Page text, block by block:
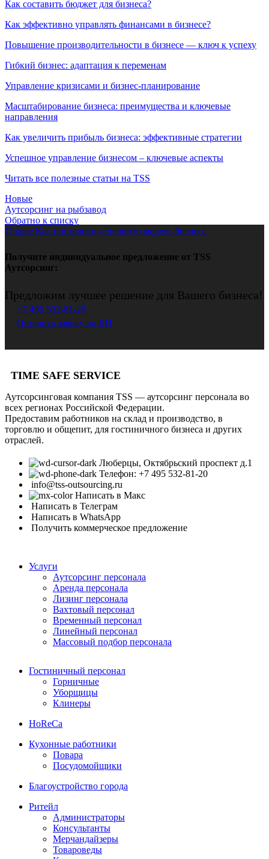
Как составить бюджет для бизнеса?
Как эффективно управлять финансами в бизнесе?
Повышение производительности в бизнесе — ключ к успеху
Гибкий бизнес: адаптация к переменам
Управление кризисами и бизнес-планирование
Масштабирование бизнеса: преимущества и ключевые
направления
Как увеличить прибыль бизнеса: эффективные стратегии
Успешное управление бизнесом – ключевые аспекты
Читать все полезные статьи на TSS
Новые
Аутсорсинг на рыбзавод
Обратно к списку
Старее Как построить успешную модель бизнеса
Получите индивидуальное предложение от TSS
Аутсорсинг:
Предложим лучшее решение для Вашего бизнеса!
+7 495 532-81-20
Оставить заявку на КП
TIME SAFE SERVICE
Аутсорсинговая компания TSS — аутсорсинг персонала во
всех регионах Российской Федерации.
Предоставим работников на склад и производство, в
торговлю и общепит, для гостиничного бизнеса и других
отраслей.
Люберцы, Октябрьский проспект д.1
Телефон: +7 495 532-81-20
info@tss-outsourcing.ru
Написать в Макс
Написать в Телеграм
Написать в WhatsApp
Получить коммерческое предложение
Услуги
Аутсорсинг персонала
Аренда персонала
Лизинг персонала
Вахтовый персонал
Временный персонал
Линейный персонал
Массовый подбор персонала
Гостиничный персонал
Горничные
Уборщицы
Клинеры
HoReCa
Кухонные работники
Повара
Посудомойщики
Благоустройство города
Ритейл
Администраторы
Консультанты
Мерчандайзеры
Товароведы